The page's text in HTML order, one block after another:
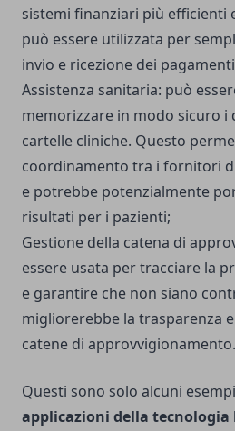
sistemi finanziari più efficienti
può essere utilizzata per
invio e ricezione dei
Assistenza sanitaria: può
memorizzare in modo sicuro i
cartelle cliniche. Questo
coordinamento tra i fornitori
e potrebbe potenzialmente
risultati per i pazienti;
Gestione della catena di
essere usata per tracciare la
e garantire che non siano
migliorerebbe la trasparenza
catene di approvvigionamento.
Questi sono solo alcuni
applicazioni della tecnologia